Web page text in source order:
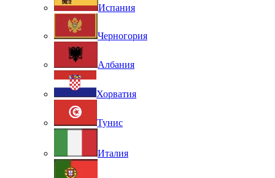
Испания
Черногория
Албания
Хорватия
Тунис
Италия